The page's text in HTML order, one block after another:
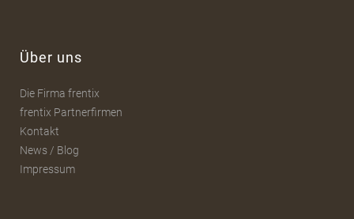
Über uns
Die Firma frentix
frentix Partnerfirmen
Kontakt
News / Blog
Impressum